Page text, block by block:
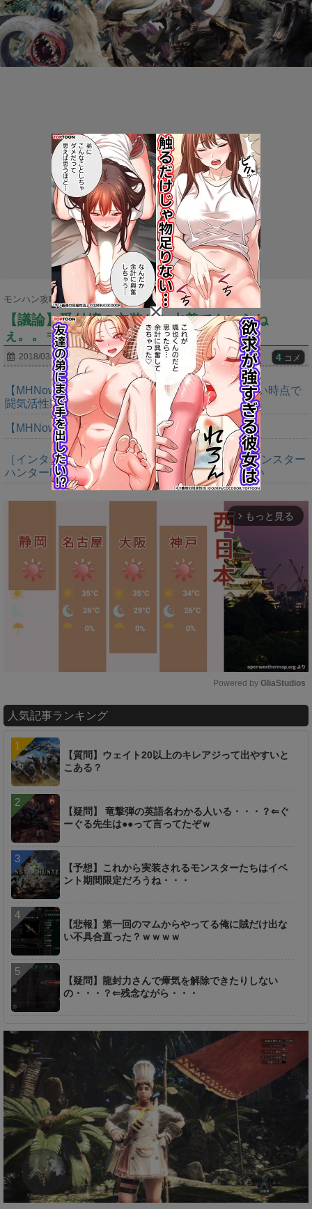
モンハン攻略まとめ隊 ネタ・雑談 >
【議論】受付嬢の衣装とか水着でもいらね
ぇ。。⇒●●だったら？ｗｗｗｗ
2018/03/22 4 コメ
【MHNow】次の謎石は追撃か。次元臨界に使えない時点で
闘気活性以下のスキルだわ
【MHNow】ぽまえら東京会場で待ってるぞ
［インタビュー］距離を超えて，一緒に狩る。「モンスター
ハンターNow」の新機能 フレンドリンク開発の狙い
arrow_forward_ios もっと見る
u
e
Powered by GliaStudios
人気記事ランキング
【質問】ウェイト20以上のキレアジって出やすいと
こある？
【疑問】 竜撃弾の英語名わかる人いる・・・？⇐ぐ
ーぐる先生は●●って言ってたぞｗ
【予想】これから実装されるモンスターたちはイベ
ント期間限定だろうね・・・
【悲報】第一回のマムからやってる俺に賊だけ出な
い不具合直った？ｗｗｗｗ
【疑問】龍封力さんで瘴気を解除できたりしない
の・・・？⇐残念ながら・・・